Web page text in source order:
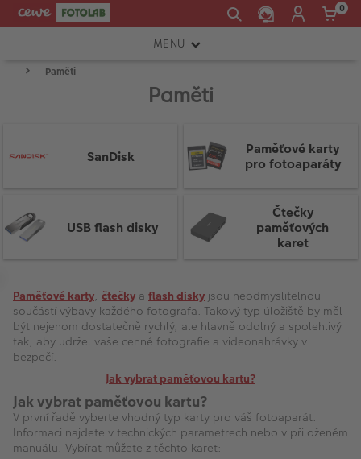
0
MENU
FOTOAPARÁTY
FOTOBRAŠNY
RÁMEČKY
FOTOALBA
VÝPRODEJ
FOTO BAZAR
Akce a slevy
Paměti
Paměti
SanDisk
Paměťové karty
pro fotoaparáty
USB flash disky
Čtečky
paměťových
karet
Paměťové karty, čtečky a flash disky jsou neodmyslitelnou
součástí výbavy každého fotografa. Takový typ úložiště by měl
být nejenom dostatečně rychlý, ale hlavně odolný a spolehlivý
tak, aby udržel vaše cenné fotografie a videonahrávky v
bezpečí.
Jak vybrat paměťovou kartu?
Product
List
Jak vybrat paměťovou kartu?
V první řadě vyberte vhodný typ karty pro váš fotoaparát.
Informaci najdete v technických parametrech nebo v přiloženém
manuálu. Vybírat můžete z těchto karet: